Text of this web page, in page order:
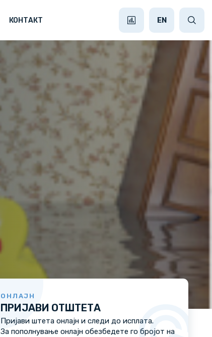
КОНТАКТ EN
ОНЛАЈН
ПРИЈАВИ ОТШТЕТА
Пријави штета онлајн и следи до исплата.
За пополнување онлајн обезбедете го бројот на